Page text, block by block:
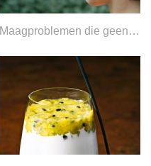
Maagproblemen die geen verband houden met autisme, blijkt uit onderzoek